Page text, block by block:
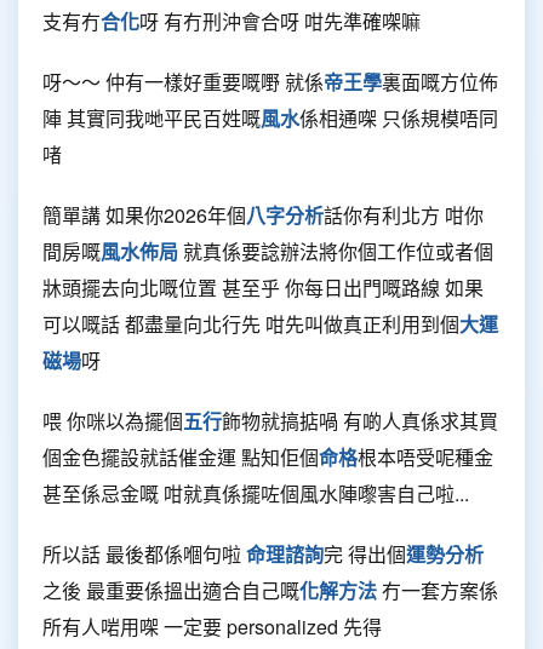
支有冇合化呀 有冇刑沖會合呀 咁先準確㗎嘛
呀～～ 仲有一樣好重要嘅嘢 就係帝王學裏面嘅方位佈
陣 其實同我哋平民百姓嘅風水係相通㗎 只係規模唔同
啫
簡單講 如果你2026年個八字分析話你有利北方 咁你
間房嘅風水佈局就真係要諗辦法將你個工作位或者個
牀頭擺去向北嘅位置 甚至乎 你每日出門嘅路線 如果
可以嘅話 都盡量向北行先 咁先叫做真正利用到個大運
磁場呀
喂 你咪以為擺個五行飾物就搞掂喎 有啲人真係求其買
個金色擺設就話催金運 點知佢個命格根本唔受呢種金
甚至係忌金嘅 咁就真係擺咗個風水陣嚟害自己啦...
所以話 最後都係嗰句啦命理諮詢完 得出個運勢分析
之後 最重要係搵出適合自己嘅化解方法冇一套方案係
所有人啱用㗎 一定要 personalized 先得